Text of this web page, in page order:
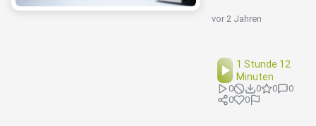
vor 2 Jahren
1 Stunde 12
Minuten
0 0 0
0
0
0